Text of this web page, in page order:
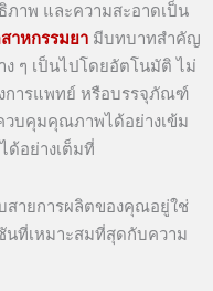
าพ และความสะอาดเป็น
าหกรรมยา มีบทบาทสำคัญ
ๆ เป็นไปโดยอัตโนมัติ ไม่
การแพทย์ หรือบรรจุภัณฑ์
วบคุมคุณภาพได้อย่างเข้ม
ด้อย่างเต็มที่
สายการผลิตของคุณอยู่ใช่
นที่เหมาะสมที่สุดกับความ